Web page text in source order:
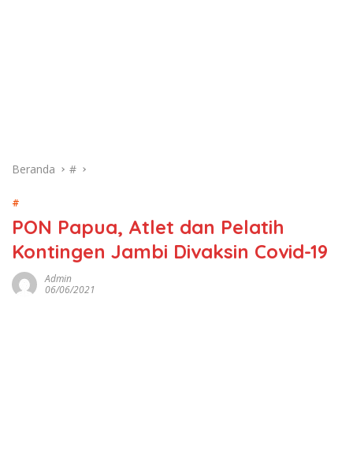
Beranda #
#
PON Papua, Atlet dan Pelatih
Kontingen Jambi Divaksin Covid-19
Admin
06/06/2021